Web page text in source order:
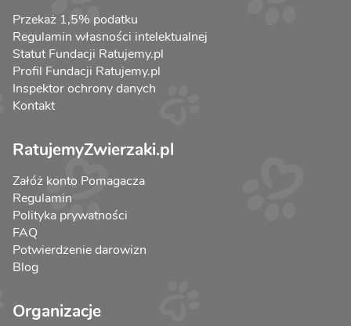
Przekaż 1,5% podatku
Regulamin własności intelektualnej
Statut Fundacji Ratujemy.pl
Profil Fundacji Ratujemy.pl
Inspektor ochrony danych
Kontakt
RatujemyZwierzaki.pl
Załóż konto Pomagacza
Regulamin
Polityka prywatności
FAQ
Potwierdzenie darowizn
Blog
Organizacje